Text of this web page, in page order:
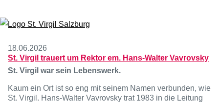
18.06.2026
St. Virgil trauert um Rektor em. Hans-Walter Vavrovsky
St. Virgil war sein Lebenswerk.
Kaum ein Ort ist so eng mit seinem Namen verbunden, wie
St. Virgil. Hans-Walter Vavrovsky trat 1983 in die Leitung